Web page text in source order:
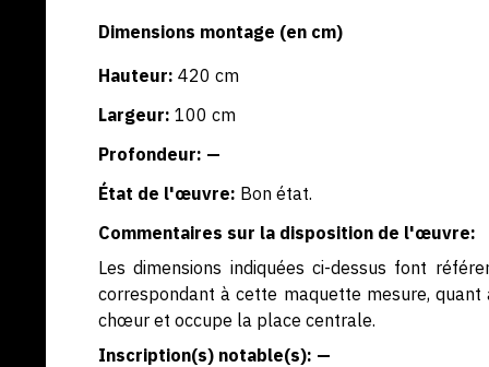
Dimensions montage (en cm)
Hauteur: 420 cm
Largeur: 100 cm
Profondeur: —
État de l'œuvre: Bon état.
Commentaires sur la disposition de l'œuvre:
Les dimensions indiquées ci-dessus font
correspondant à cette maquette mesure,
chœur et occupe la place centrale.
Inscription(s) notable(s): —